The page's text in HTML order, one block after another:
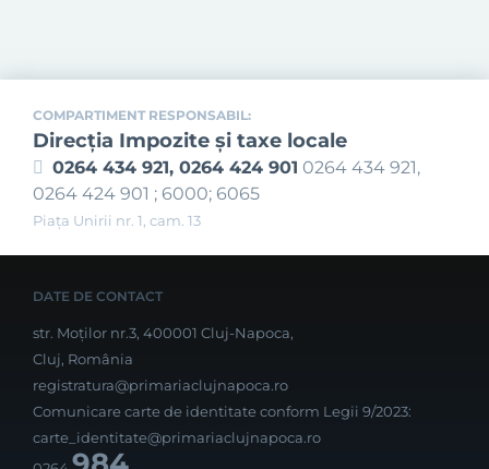
COMPARTIMENT RESPONSABIL:
Direcţia Impozite şi taxe locale
0264 434 921, 0264 424 901 0264 434 921,
0264 424 901 ; 6000; 6065
Piața Unirii nr. 1, cam. 13
DATE DE CONTACT
str. Moților nr.3, 400001 Cluj-Napoca,
Cluj, România
registratura@primariaclujnapoca.ro
Comunicare carte de identitate conform Legii 9/2023:
carte_identitate@primariaclujnapoca.ro